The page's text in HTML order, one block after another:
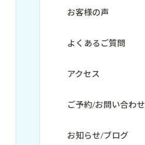
お客様の声
よくあるご質問
アクセス
ご予約/お問い合わせ
お知らせ/ブログ